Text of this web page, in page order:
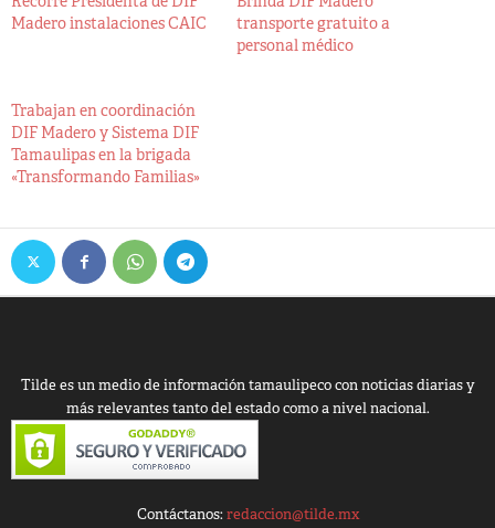
Madero instalaciones CAIC
transporte gratuito a
personal médico
Trabajan en coordinación
DIF Madero y Sistema DIF
Tamaulipas en la brigada
«Transformando Familias»
Tilde es un medio de información tamaulipeco con noticias diarias y
más relevantes tanto del estado como a nivel nacional.
Contáctanos:redaccion@tilde.mx